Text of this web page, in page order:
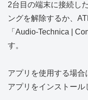
2台目の端末に接続し
ングを解除するか、
「Audio-Technica |
す。
アプリを使用する場合
アプリをインストール